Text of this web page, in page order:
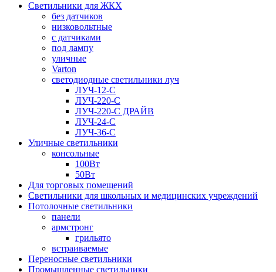
Светильники для ЖКХ
без датчиков
низковольтные
с датчиками
под лампу
уличные
Varton
светодиодные светильники луч
ЛУЧ-12-С
ЛУЧ-220-С
ЛУЧ-220-С ДРАЙВ
ЛУЧ-24-С
ЛУЧ-36-С
Уличные светильники
консольные
100Вт
50Вт
Для торговых помещений
Светильники для школьных и медицинских учреждений
Потолочные светильники
панели
армстронг
грильято
встраиваемые
Переносные светильники
Промышленные светильники